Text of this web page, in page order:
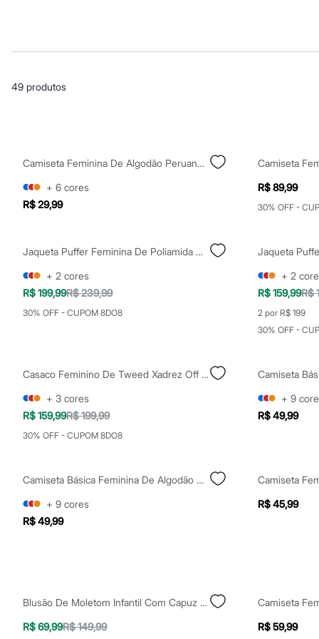
Jeans
Saias
Shorts e Bermudas
Bijoux
Cintos
Óculos
Relógios
Calçados
Rasteirinhas
Sandálias
Sapatilhas
Tênis
Marcas
City
Moda esportiva
Blusas
Calçados
Shorts e Bermudas
Calcinhas
Meias
Pijamas
Sutiãs e Tops
Plus size
Blusas e Camisetas
Calças
49 produtos
Camiseta Feminina De Algodão Peruano Manga Curta Amarela
+ 6 cores
R$ 29,99
R$ 89,99
30% OFF -
Jaqueta Puffer Feminina De Poliamida Com Capuz Rosa
+ 2 cores
R$ 199,99R$ 239,99
30% OFF - CUPOM 8DO8
Jaqueta
+ 2
R$ 159,99R$
2 por R$ 199
30% OFF -
Casaco Feminino De Tweed Xadrez Off White
+ 3 cores
R$ 159,99R$ 199,99
30% OFF - CUPOM 8DO8
+ 9
R$ 49,99
Camiseta Básica Feminina De Algodão Peruano Manga Curta Vinho
+ 9 cores
R$ 49,99
R$ 45,99
Blusão De Moletom Infantil Com Capuz E Bolso Canguru Explore More Bege
R$ 69,99R$ 149,99
R$ 59,99